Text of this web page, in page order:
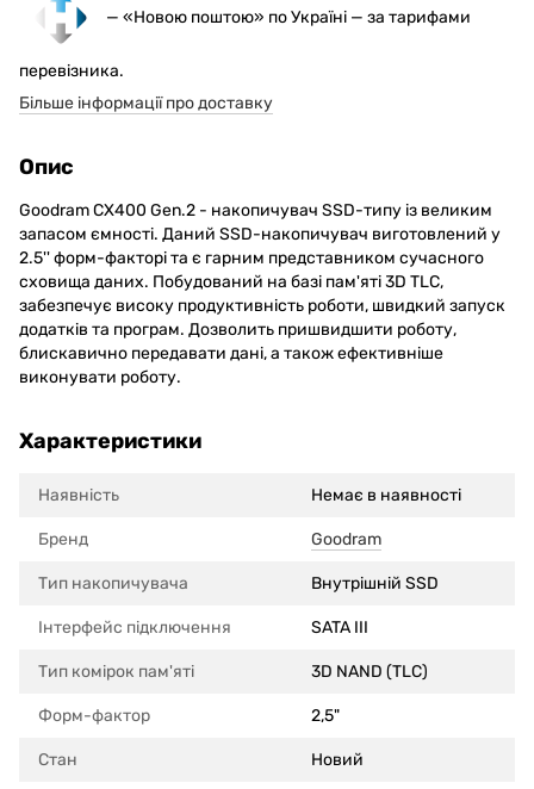
— «Новою поштою» по Україні — за тарифами
перевізника.
Більше інформації про доставку
Опис
Goodram CX400 Gen.2 - накопичувач SSD-типу із великим
запасом ємності. Даний SSD-накопичувач виготовлений у
2.5'' форм-факторі та є гарним представником сучасного
сховища даних. Побудований на базі пам'яті 3D TLC,
забезпечує високу продуктивність роботи, швидкий запуск
додатків та програм. Дозволить пришвидшити роботу,
блискавично передавати дані, а також ефективніше
виконувати роботу.
Характеристики
Наявність Немає в наявності
Бренд Goodram
Тип накопичувача Внутрішній SSD
Інтерфейс підключення SATA III
Тип комірок пам'яті 3D NAND (TLC)
Форм-фактор 2,5"
Стан Новий